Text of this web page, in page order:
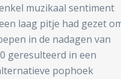
muzikaal sentiment
laag pitje had gezet
in de nadagen van
geresulteerd in een
pophoek